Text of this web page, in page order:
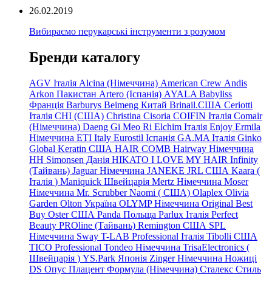
26.02.2019
Вибираємо перукарські інструменти з розумом
Бренди каталогу
AGV Італія Alcina (Німеччина) American Crew Andis
Arkon Пакистан Artero (Іспанія) AYALA Babyliss
Франція Barburys Beimeng Китай Brinail.США Ceriotti
Італія CHI (США) Christina Cisoria COIFIN Італія Comair
(Німеччина) Daeng Gi Meo Ri Elchim Італія Enjoy Ermila
Німеччина ETI Italy Eurostil Іспанія GA.MA Італія Ginko
Global Keratin США HAIR COMB Hairway Німеччина
HH Simonsen Данія HIKATO I LOVE MY HAIR Infinity
(Тайвань) Jaguar Німеччина JANEKE JRL США Kaara (
Італія ) Maniquick Швейцарія Mertz Німеччина Moser
Німеччина Mr. Scrubber Naomi ( США) Olaplex Olivia
Garden Olton Україна OLYMP Німеччина Original Best
Buy Oster США Panda Польща Parlux Італія Perfect
Beauty PROline (Тайвань) Remington США SPL
Німеччина Sway T-LAB Professional Італія Tibolli США
TICO Professional Tondeo Німеччина TrisaElectronics (
Швейцарія ) YS.Park Японія Zinger Німеччина Ножиці
DS Опус Плацент Формула (Німеччина) Сталекс Стиль